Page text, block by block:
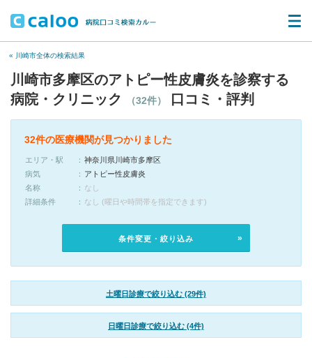
« 川崎市全体の検索結果
川崎市多摩区のアトピー性皮膚炎を診察する
病院・クリニック
（32件） 口コミ・評判
32件の医療機関が見つかりました
エリア・駅
神奈川県川崎市多摩区
病気
アトピー性皮膚炎
名称
なし
詳細条件
なし (曜日や時間帯を指定できます)
条件変更・絞り込み
土曜日診療で絞り込む (29件)
日曜日診療で絞り込む (4件)